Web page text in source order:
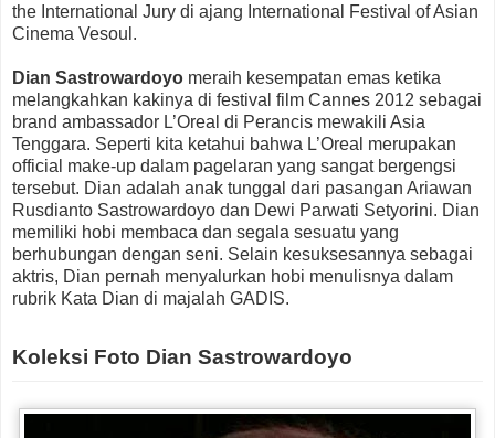
the International Jury di ajang International Festival of Asian
Cinema Vesoul.
Dian Sastrowardoyo meraih kesempatan emas ketika
melangkahkan kakinya di festival film Cannes 2012 sebagai
brand ambassador L’Oreal di Perancis mewakili Asia
Tenggara. Seperti kita ketahui bahwa L’Oreal merupakan
official make-up dalam pagelaran yang sangat bergengsi
tersebut. Dian adalah anak tunggal dari pasangan Ariawan
Rusdianto Sastrowardoyo dan Dewi Parwati Setyorini. Dian
memiliki hobi membaca dan segala sesuatu yang
berhubungan dengan seni. Selain kesuksesannya sebagai
aktris, Dian pernah menyalurkan hobi menulisnya dalam
rubrik Kata Dian di majalah GADIS.
Koleksi Foto Dian Sastrowardoyo